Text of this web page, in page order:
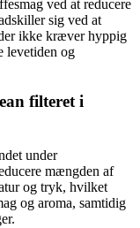
ved at reducere
sig ved at
ikke kræver hyppig
levetiden og
filteret i
under
mængden af
og tryk, hvilket
og aroma, samtidig